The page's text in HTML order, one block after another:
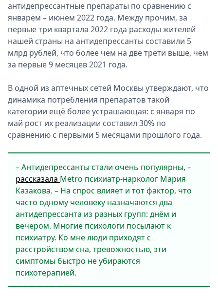
антидепрессантные препараты по сравнению с
январём – июнем 2022 года. Между прочим, за
первые три квартала 2022 года расходы жителей
нашей страны на антидепрессанты составили 5
млрд рублей, что более чем на две трети выше, чем
за первые 9 месяцев 2021 года.
В одной из аптечных сетей Москвы утверждают, что
динамика потребления препаратов такой
категории ещё более устрашающая: с января по
май рост их реализации составил 30% по
сравнению с первыми 5 месяцами прошлого года.
– Антидепрессанты стали очень популярны, –
рассказала Metro психиатр-нарколог Мария
Казакова. – На спрос влияет и тот фактор, что
часто одному человеку назначаются два
антидепрессанта из разных групп: днём и
вечером. Многие психологи посылают к
психиатру. Ко мне люди приходят с
расстройством сна, тревожностью, эти
симптомы быстро не убираются
психотерапией.